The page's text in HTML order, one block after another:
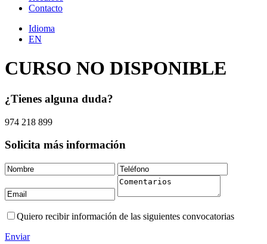
Contacto
Idioma
EN
CURSO NO DISPONIBLE
¿Tienes alguna duda?
974 218 899
Solicita más información
Quiero recibir información de las siguientes convocatorias
Enviar